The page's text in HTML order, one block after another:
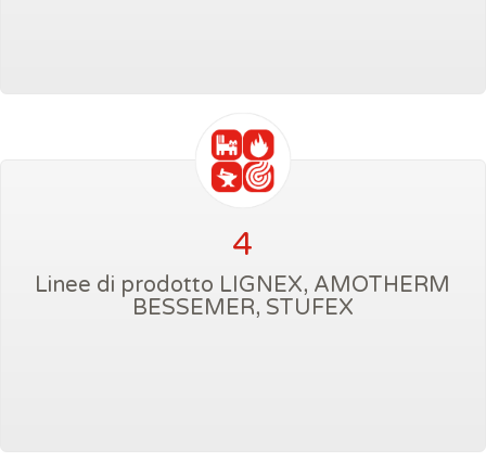
4
Linee di prodotto LIGNEX, AMOTHERM
BESSEMER, STUFEX